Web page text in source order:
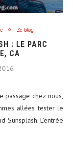
Ze blog
: LE PARC
CA
passage chez nous,
allées tester le
Sunsplash. L’entrée